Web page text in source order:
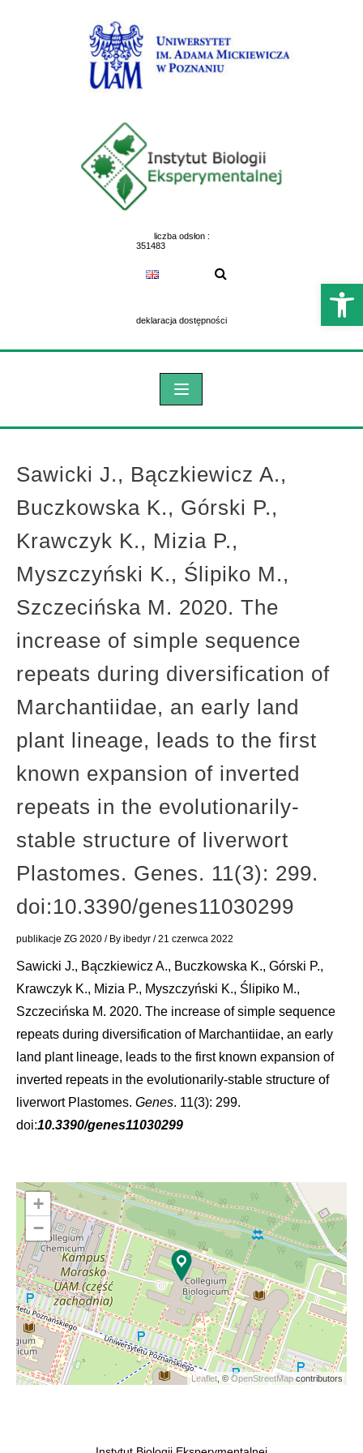
liczba odsłon :
351483
deklaracja dostępności
Sawicki J., Bączkiewicz A.,
Buczkowska K., Górski P.,
Krawczyk K., Mizia P.,
Myszczyński K., Ślipiko M.,
Szczecińska M. 2020. The
increase of simple sequence
repeats during diversification of
Marchantiidae, an early land
plant lineage, leads to the first
known expansion of inverted
repeats in the evolutionarily-
stable structure of liverwort
Plastomes. Genes. 11(3): 299.
doi:10.3390/genes11030299
publikacje ZG 2020 / By ibedyr /21 czerwca 2022
Sawicki J., Bączkiewicz A., Buczkowska K., Górski P.,
Krawczyk K., Mizia P., Myszczyński K., Ślipiko M.,
Szczecińska M. 2020. The increase of simple sequence
repeats during diversification of Marchantiidae, an early
land plant lineage, leads to the first known expansion of
inverted repeats in the evolutionarily-stable structure of
liverwort Plastomes. Genes. 11(3): 299.
doi:10.3390/genes11030299
+
−
Leaflet, ©OpenStreetMapcontributors